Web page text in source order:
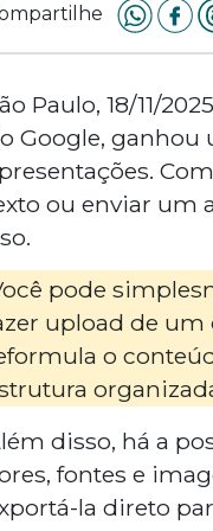
Paulo, 18/11/
Google,
ou enviar um
pode
upload de um
o
disso, há a
fontes e
la direto